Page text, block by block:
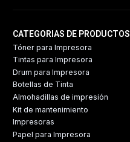
CATEGORIAS DE PRODUCTOS
Tóner para Impresora
Tintas para Impresora
Drum para Impresora
Botellas de Tinta
Almohadillas de impresión
Kit de mantenimiento
Impresoras
Papel para Impresora